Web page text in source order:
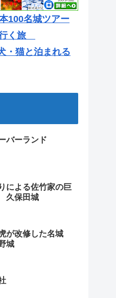
100名城ツアー
く旅
・猫と泊まれる
バーランド
による佐竹家の巨
久保田城
が改修した名城
城